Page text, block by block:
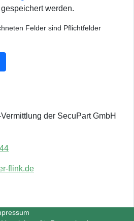
werden.
Felder sind Pflichtfelder
der SecuPart GmbH
flink.de